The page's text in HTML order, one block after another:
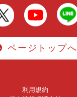
ページトップへ
利用規約